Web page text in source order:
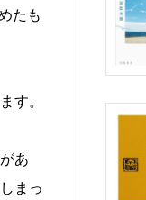
たも
す。
あ
まっ